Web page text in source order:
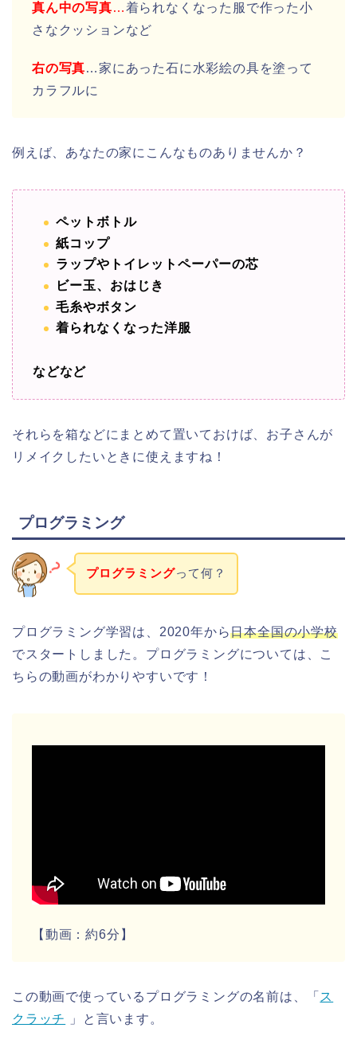
真ん中の写真…着られなくなった服で作った小
さなクッションなど
右の写真…家にあった石に水彩絵の具を塗って
カラフルに
例えば、あなたの家にこんなものありませんか？
ペットボトル
紙コップ
ラップやトイレットペーパーの芯
ビー玉、おはじき
毛糸やボタン
着られなくなった洋服
などなど
それらを箱などにまとめて置いておけば、お子さんが
リメイクしたいときに使えますね！
プログラミング
プログラミングって何？
プログラミング学習は、2020年から日本全国の小学校
でスタートしました。プログラミングについては、こ
ちらの動画がわかりやすいです！
【動画：約6分】
この動画で使っているプログラミングの名前は、「 ス
クラッチ
」と言います。